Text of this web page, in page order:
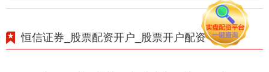
恒信证券_股票配资开户_股票开户配资